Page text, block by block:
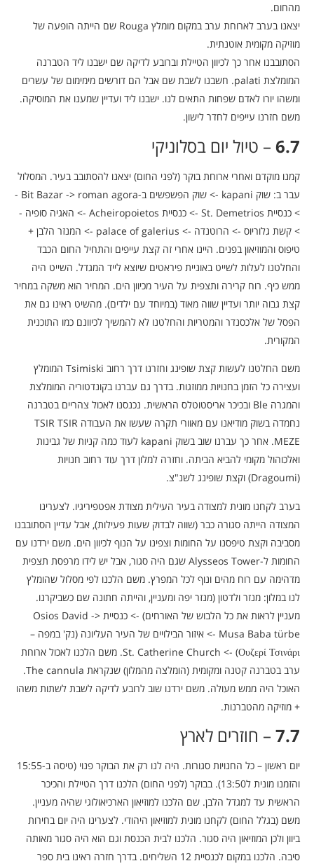
מהחום.
יצאנו בערב לארוחת ערב במקום מומלץ Rouga שם הייתה הופעה של
מוזיקה מקומית אוטנתית.
הסתובבנו אחר כך לכיוון הטיילת וברובע לדיקה שם ישבנו ליד הטברנה
המומלצת palati. חשבנו לשבת שם אבל הם דורשים מימימום של עשרים
ומשהו יורו לאדם שפחות התאים לנו. ישבנו ליד ועדיין שמענו את המוסיקה.
משם חזרנו עייפים לחדר לישון.
6.7 – טיול יום בסלוניקי
קמנו מוקדם ואחרי ארוחת בוקר (לפני החום) יצאנו להסתובב בעיר. המסלול
עבר ב: שוק kapani -> שוק הפשפשים ב-Bit Bazar -> roman agora -
> כנסיית St. Demetrios -> כנסיית Acheiropoietos -> האגיה סופיה -
> קשת גלוריוס -> הרוטנדה -> palace of galerius -> המנזר הלבן +
טיפוס והמוזיאון בפנים. היינו אחרי זה קצת עייפים והתחיל החום הכבד
והחלטנו לעלות לשייט באוניית פיראטים שיוצא לייד המגדל. השייט היה
ממש כיף. רוח קרירה ותצפית על העיר מכיוון הים. המחיר הוא משקה במחיר
קצת גבוה יותר ועדיין שווה מאוד (במיוחד עם ילדים). מהשיט ראינו גם את
הפסל של אלכסנדר והמטריות והחלטנו לא להמשיך לכיוונם כמו התוכנית
המקורית.
משם החלטנו לעשות קצת שופינג וחזרנו דרך רחוב Tsimiski המומלץ
ועצירה כל הזמן בחנויות ממוזגות. בדרך גם עברנו בקונדטוריה המומלצת
והמגרה Ble ובכיכר אריסטוטלס הראשית. נכנסנו לאכול צהריים בטברנה
נחמדה בשוק מודיאנו עם מאוורי תקרה שעשו את העבודה TSIR TSIR
MEZE. אחר כך עברנו שוב בשוק kapani לעוד כמה קניות של גבינות
ואלכוהול מקומי להביא הביתה. וחזרה למלון דרך עוד רחוב חנויות
(Dragoumi) וקצת שופינג לשנ"צ.
בערב לקחנו מונית למצודה בעיר העילית מצודת אפטפיריגיו. לצערינו
המצודה הייתה סגורה כבר (שווה לבדוק שעות פעילות), אבל עדיין הסתובבנו
מסביבה וקצת טיפסנו על החומות וצפינו על הנוף לכיוון הים. משם ירדנו עם
החומות ל-Alysseos Tower שגם היה סגור, אבל יש לידו מרפסת תצפית
מדהימה עם רוח מהים ונוף לכל המפרץ. משם הלכנו לפי מסלול שהומלץ
לנו במלון: מנזר ולדטון (מנזר יפה ומעניין, והייתה חתונה שם כשביקרנו.
מעניין לראות את כל הלבוש של האורחים) -> כנסיית Osios David ->
Musa Baba türbe -> איזור הבילויים של העיר העליונה (נק' במפה –
Ουζερί Τσινάρι) -> St. Catherine Church. משם הלכנו לאכול ארוחת
ערב בטברנה קטנה ומקומית (הומלצה מהמלון) שנקראת The cannula.
האוכל היה ממש מעולה. משם ירדנו שוב לרובע לדיקה לשבת לשתות משהו
+ מוזיקה מהטברנות.
7.7 – חוזרים לארץ
יום ראשון – כל החנויות סגורות. היה לנו רק את הבוקר פנוי (טיסה ב-15:55
והזמנו מונית ל13:50). בבוקר (לפני החום) הלכנו דרך הטיילת והכיכר
הראשית עד למגדל הלבן. שם הלכנו למוזיאון הארכיאולוגי שהיה מעניין.
משם (בגלל החום) לקחנו מונית למוזיאון היהודי. לצערינו היה יום בחירות
ביוון ולכן המוזיאון היה סגור. הלכנו לבית הכנסת וגם הוא היה סגור מאותה
סיבה. הלכנו במקום לכנסיית 12 השליחים. בדרך חזרה ראינו בית ספר